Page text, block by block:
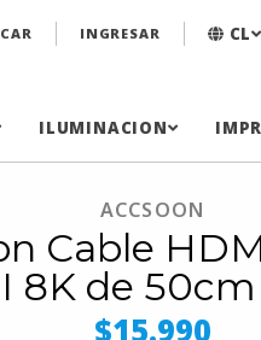
INGRESAR CL
ILUMINACION
ACCSOON
Cable
8K de 50cm
$15.990